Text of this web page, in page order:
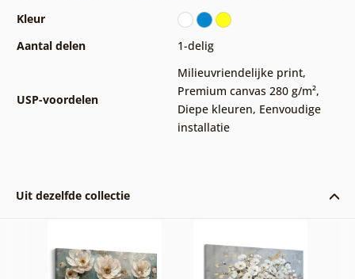
Kleur
Aantal delen
1-delig
USP-voordelen
Milieuvriendelijke print,
Premium canvas 280 g/m²,
Diepe kleuren, Eenvoudige
installatie
Uit dezelfde collectie